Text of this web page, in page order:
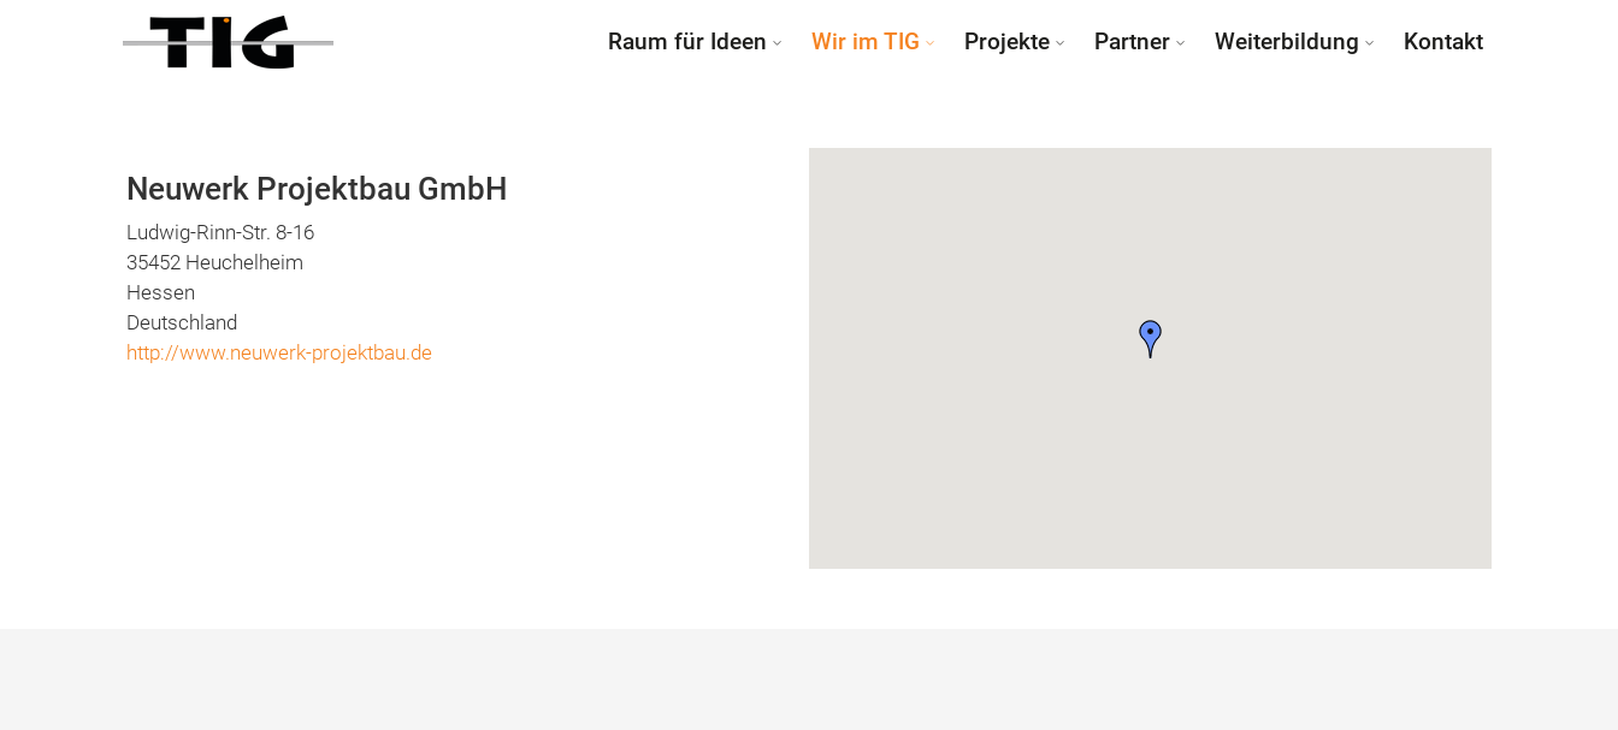
Raum für Ideen Wir im TIG Projekte Partner Weiterbildung Kontakt
Neuwerk Projektbau GmbH
Ludwig-Rinn-Str. 8-16
35452 Heuchelheim
Hessen
Deutschland
http://www.neuwerk-projektbau.de